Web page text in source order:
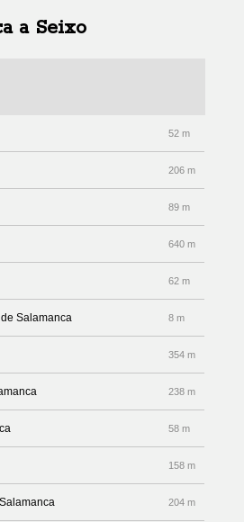
a Seixo
52 m
206 m
89 m
640 m
62 m
Salamanca 8 m
354 m
238 m
58 m
158 m
204 m